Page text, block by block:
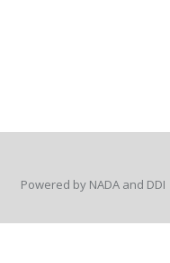
Powered by NADA and DDI